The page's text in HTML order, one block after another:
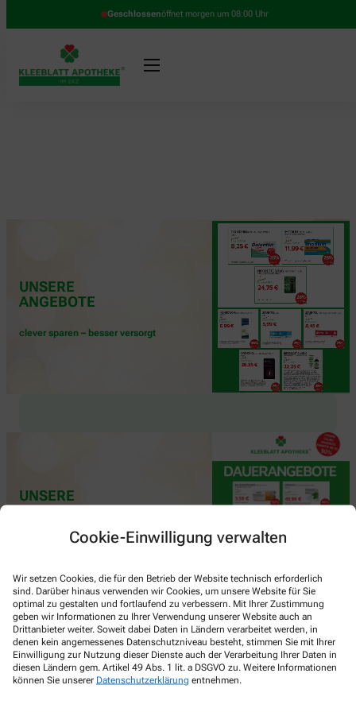
Cookie-Einwilligung verwalten
Wir setzen Cookies, die für den Betrieb der Website technisch erforderlich
sind. Darüber hinaus verwenden wir Cookies, um unsere Website für Sie
optimal zu gestalten und fortlaufend zu verbessern. Mit Ihrer Zustimmung
geben wir Informationen zu Ihrer Verwendung unserer Website auch an
Drittanbieter weiter. Soweit dabei Daten in Ländern verarbeitet werden, in
denen kein angemessenes Datenschutzniveau besteht, stimmen Sie mit Ihrer
Einwilligung zur Nutzung dieser Dienste auch der Verarbeitung Ihrer Daten in
diesen Ländern gem. Artikel 49 Abs. 1 lit. a DSGVO zu. Weitere Informationen
können Sie unserer Datenschutzerklärung entnehmen.
Geschlossenöffnet morgen um 08:00 Uhr
UNSERE
ANGEBOTE
clever sparen – besser versorgt
UNSERE
DAUERANGEBOTE
Clever sparen, entspannt einkaufen